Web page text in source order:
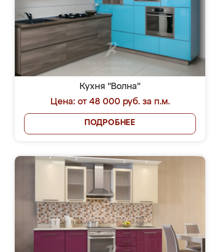
Кухня "Волна"
Цена: от 48 000 руб. за п.м.
ПОДРОБНЕЕ